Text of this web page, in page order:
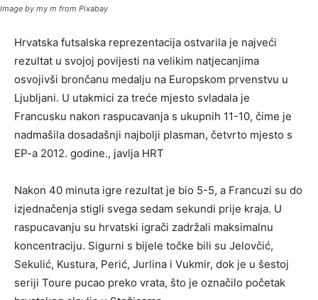
Image by my m from Pixabay
Hrvatska futsalska reprezentacija ostvarila je najveći
rezultat u svojoj povijesti na velikim natjecanjima
osvojivši brončanu medalju na Europskom prvenstvu u
Ljubljani. U utakmici za treće mjesto svladala je
Francusku nakon raspucavanja s ukupnih 11-10, čime je
nadmašila dosadašnji najbolji plasman, četvrto mjesto s
EP-a 2012. godine., javlja HRT
Nakon 40 minuta igre rezultat je bio 5-5, a Francuzi su do
izjednačenja stigli svega sedam sekundi prije kraja. U
raspucavanju su hrvatski igrači zadržali maksimalnu
koncentraciju. Sigurni s bijele točke bili su Jelovčić,
Sekulić, Kustura, Perić, Jurlina i Vukmir, dok je u šestoj
seriji Toure pucao preko vrata, što je označilo početak